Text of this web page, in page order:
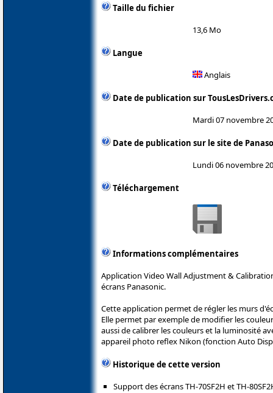
Taille du fichier
13,6 Mo
Langue
Anglais
Date de publication sur
Mardi 07 novembre
Date de publication sur le site de
Lundi 06 novembre
Téléchargement
Informations complémentaires
Application Video Wall Adjustment &
écrans Panasonic.
Cette application permet de régler les murs
Elle permet par exemple de modifier les
aussi de calibrer les couleurs et la luminosité
appareil photo reflex Nikon (fonction Auto
Historique de cette version
Support des écrans TH-70SF2H et TH-